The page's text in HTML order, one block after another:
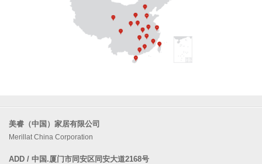
美睿（中国）家居有限公司
Merillat China Corporation
ADD / 中国.厦门市同安区同安大道2168号